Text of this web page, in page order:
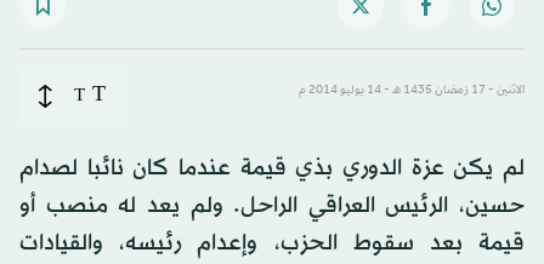
الاثنين - 17 رَمضان 1435 هـ - 14 يوليو 2014 م T
T
لم يكن عزة الدوري بذي قيمة عندما كان نائبا لصدام
حسين، الرئيس العراقي الراحل. ولم يعد له منصب أو
قيمة بعد سقوط الحزب، وإعدام رئيسه، والقيادات